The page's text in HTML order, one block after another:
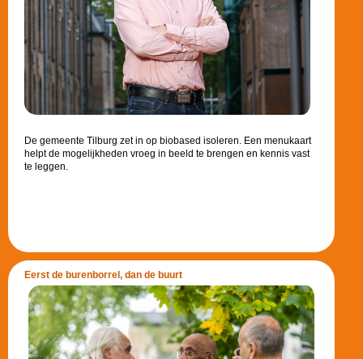
De gemeente Tilburg zet in op biobased isoleren. Een menukaart
helpt de mogelijkheden vroeg in beeld te brengen en kennis vast
te leggen.
Eerst de burenborrel, dan de buurt